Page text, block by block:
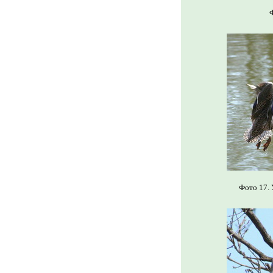
Фото 17.